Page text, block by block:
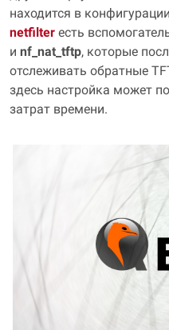
находится в
netfilter есть
и nf_nat_tftp, которые
отслеживать обратные
здесь настройка может
затрат времени.